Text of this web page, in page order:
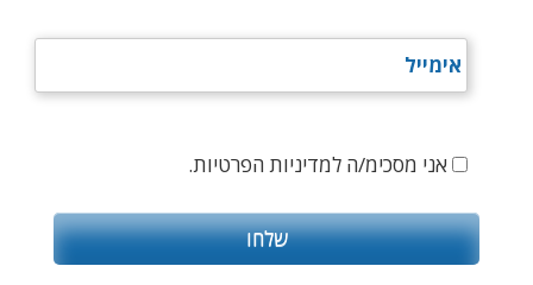
אני מסכימ/ה למדיניות הפרטיות.